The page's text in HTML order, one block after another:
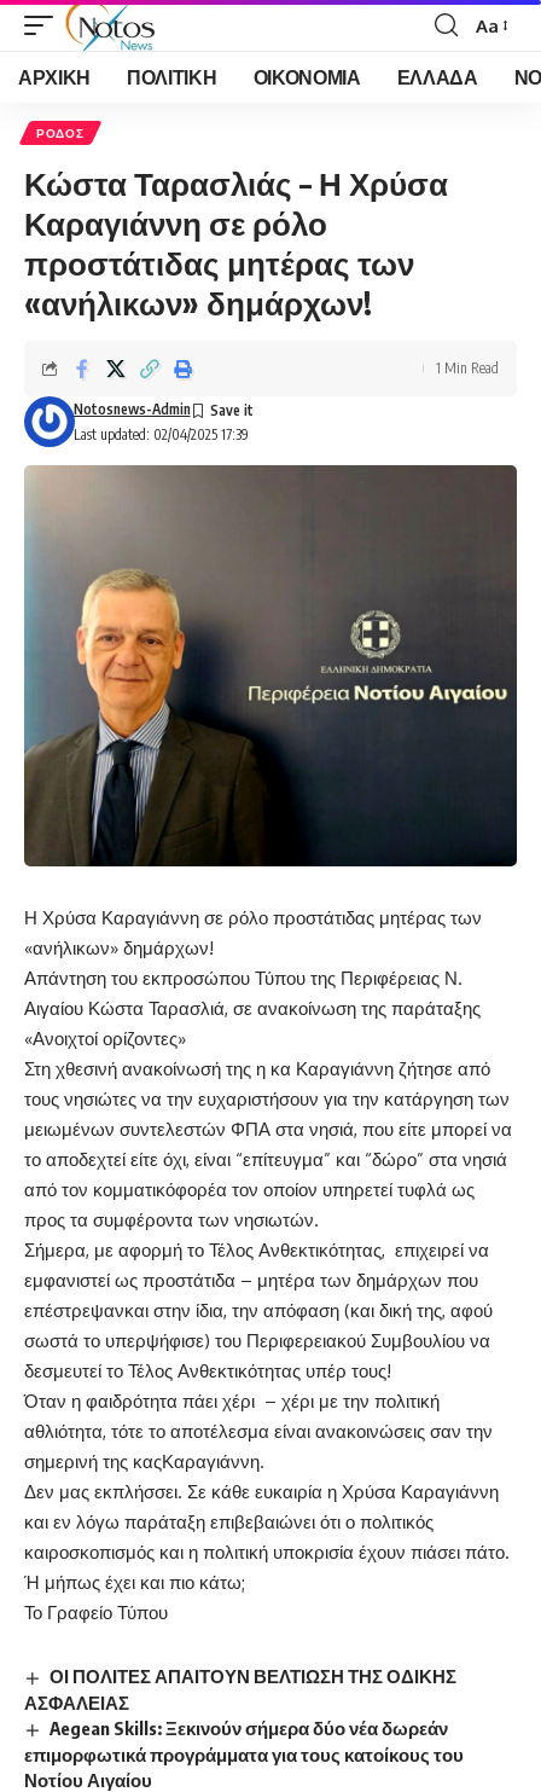
Font
Resizer
Aa
ΑΡΧΙΚΗ ΠΟΛΙΤΙΚΗ ΟΙΚΟΝΟΜΙΑ ΕΛΛΑΔΑ
ΡΟΔΟΣ
Κώστα Ταρασλιάς – Η Χρύσα
Καραγιάννη σε ρόλο
προστάτιδας μητέρας των
«ανήλικων» δημάρχων!
Last updated: 02/04/2025 17:39
Notosnews-Admin
1 Min Read
Η Χρύσα Καραγιάννη σε ρόλο προστάτιδας μητέρας των
«ανήλικων» δημάρχων!
Απάντηση του εκπροσώπου Τύπου της Περιφέρειας Ν.
Αιγαίου Κώστα Ταρασλιά, σε ανακοίνωση της παράταξης
«Ανοιχτοί ορίζοντες»
Στη χθεσινή ανακοίνωσή της η κα Καραγιάννη ζήτησε από
τους νησιώτες να την ευχαριστήσουν για την κατάργηση των
μειωμένων συντελεστών ΦΠΑ στα νησιά, που είτε μπορεί να
το αποδεχτεί είτε όχι, είναι “επίτευγμα” και “δώρο” στα νησιά
από τον κομματικόφορέα τον οποίον υπηρετεί τυφλά ως
προς τα συμφέροντα των νησιωτών.
Σήμερα, με αφορμή το Τέλος Ανθεκτικότητας, επιχειρεί να
εμφανιστεί ως προστάτιδα – μητέρα των δημάρχων που
επέστρεψανκαι στην ίδια, την απόφαση (και δική της, αφού
σωστά το υπερψήφισε) του Περιφερειακού Συμβουλίου να
δεσμευτεί το Τέλος Ανθεκτικότητας υπέρ τους!
Όταν η φαιδρότητα πάει χέρι – χέρι με την πολιτική
αθλιότητα, τότε το αποτέλεσμα είναι ανακοινώσεις σαν την
σημερινή της καςΚαραγιάννη.
Δεν μας εκπλήσσει. Σε κάθε ευκαιρία η Χρύσα Καραγιάννη
και εν λόγω παράταξη επιβεβαιώνει ότι ο πολιτικός
καιροσκοπισμός και η πολιτική υποκρισία έχουν πιάσει πάτο.
Ή μήπως έχει και πιο κάτω;
Το Γραφείο Τύπου
ΟΙ ΠΟΛΙΤΕΣ ΑΠΑΙΤΟΥΝ ΒΕΛΤΙΩΣΗ ΤΗΣ ΟΔΙΚΗΣ
ΑΣΦΑΛΕΙΑΣ
Aegean Skills: Ξεκινούν σήμερα δύο νέα δωρεάν
επιμορφωτικά προγράμματα για τους κατοίκους του
Νοτίου Αιγαίου